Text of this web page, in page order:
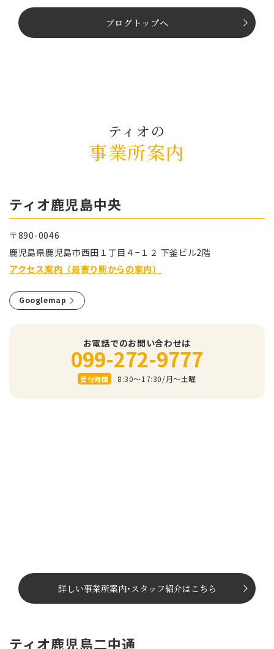
ブログトップへ
ティオの
事業所案内
ティオ⿅児島中央
〒890-0046
⿅児島県⿅児島市⻄⽥１丁⽬４−１２ 下釜ビル2階
アクセス案内（最寄り駅からの案内）
Googlemap
お電話でのお問い合わせは
099-272-9777
受付時間 8:30～17:30/⽉〜⼟曜
詳しい事業所案内･スタッフ紹介はこちら
ティオ鹿児島二中通